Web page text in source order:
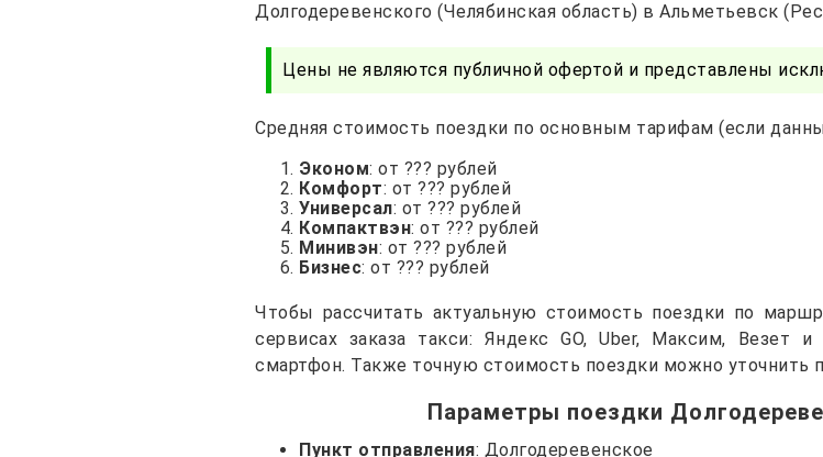
Долгодеревенского (Челябинская область) в Альметьевск
Цены не являются публичной офертой и представлены
Средняя стоимость поездки по основным тарифам (если
Эконом: от ??? рублей
Комфорт: от ??? рублей
Универсал: от ??? рублей
Компактвэн: от ??? рублей
Минивэн: от ??? рублей
Бизнес: от ??? рублей
Чтобы рассчитать актуальную стоимость поездки по
сервисах заказа такси: Яндекс GO, Uber, Максим, Везет
смартфон. Также точную стоимость поездки можно уточнить
Параметры поездки
Пункт отправления: Долгодеревенское